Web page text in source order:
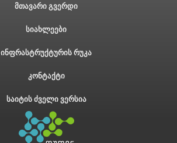
მთავარი გვერდი
სიახლეები
ინფრასტრუქტურის რუკა
კონტაქტი
საიტის ძველი ვერსია